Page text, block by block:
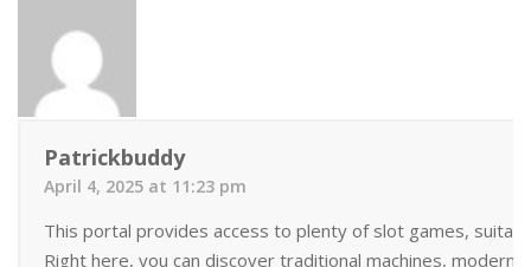
Patrickbuddy
April 4, 2025 at 11:23 pm
This portal provides access to plenty of slot games,
Right here, you can discover traditional machines,